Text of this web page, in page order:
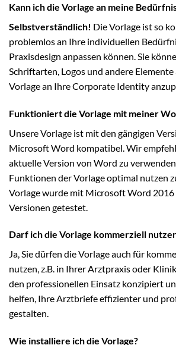
Kann ich die Vorlage an meine
Selbstverständlich! Die Vorlage ist so
problemlos an Ihre individuellen
Praxisdesign anpassen können. Sie
Schriftarten, Logos und andere
Vorlage an Ihre Corporate Identity
Funktioniert die Vorlage mit meiner
Unsere Vorlage ist mit den gängigen
Microsoft Word kompatibel. Wir
aktuelle Version von Word zu
Funktionen der Vorlage optimal nutzen
Vorlage wurde mit Microsoft Word 2016
Versionen getestet.
Darf ich die Vorlage kommerziell
Ja, Sie dürfen die Vorlage auch für
nutzen, z.B. in Ihrer Arztpraxis oder
den professionellen Einsatz konzipiert
helfen, Ihre Arztbriefe effizienter und
gestalten.
Wie installiere ich die Vorlage?